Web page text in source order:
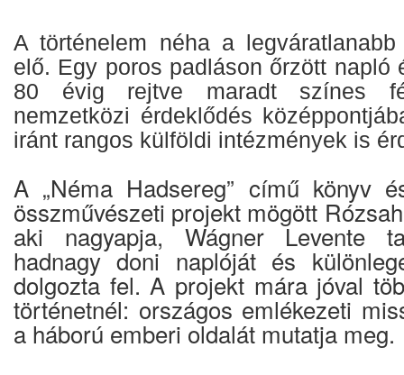
A történelem néha a
elő. Egy poros padláson őrzött napló
80 évig rejtve maradt színes
nemzetközi érdeklődés
iránt rangos külföldi intézmények is
A „Néma Hadsereg” című könyv
összművészeti projekt mögött
aki nagyapja, Wágner Levente
hadnagy doni naplóját és
dolgozta fel. A projekt mára jóval
történetnél: országos emlékezeti
a háború emberi oldalát mutatja meg.